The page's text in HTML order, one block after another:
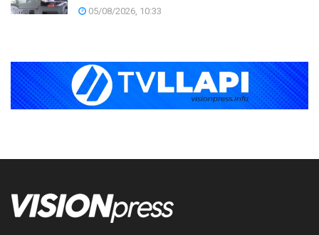
05/08/2026, 10:33